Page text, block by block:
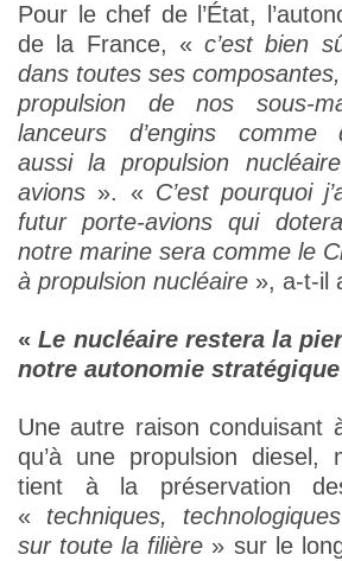
Pour le chef de l’État,
de la France, « c’est bien
dans toutes ses
propulsion de nos sous-
lanceurs d’engins comme
aussi la propulsion
avions ». « C’est pourquoi
futur porte-avions qui
notre marine sera comme le
à propulsion nucléaire », a-t-il
«Le nucléaire restera la
notre autonomie stratégique
Une autre raison conduisant
qu’à une propulsion diesel,
tient à la préservation
« techniques,
sur toute la filière » sur le